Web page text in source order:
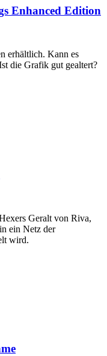
Enhanced Edition
erhältlich. Kann es
die Grafik gut gealtert?
Geralt von Riva,
ein Netz der
wird.